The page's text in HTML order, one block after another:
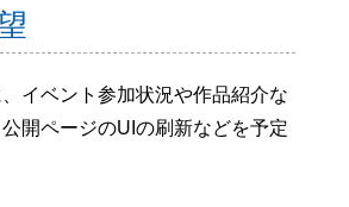
イベント参加状況や作品紹介な
開ページのUIの刷新などを予定